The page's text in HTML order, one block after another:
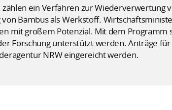
ein Verfahren zur Wiederverwertung
Bambus als Werkstoff.
mit großem Potenzial. Mit dem Programm
Forschung unterstützt werden. Anträge
NRW eingereicht werden.